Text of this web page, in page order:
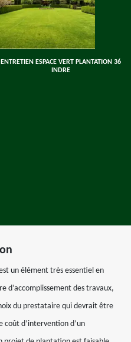
ENTRETIEN ESPACE VERT PLANTATION 36
INDRE
un élément très essentiel en
d’accomplissement des travaux,
du prestataire qui devrait être
coût d’intervention d’un